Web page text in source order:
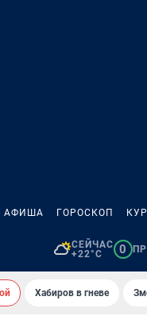
АФИША ГОРОСКОП
СЕЙЧАС
+22°C
0
Хабиров в гневе